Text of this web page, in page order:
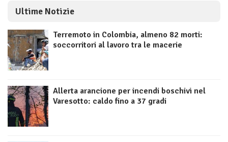
Ultime Notizie
Terremoto in Colombia, almeno 82 morti:
soccorritori al lavoro tra le macerie
Allerta arancione per incendi boschivi nel
Varesotto: caldo fino a 37 gradi